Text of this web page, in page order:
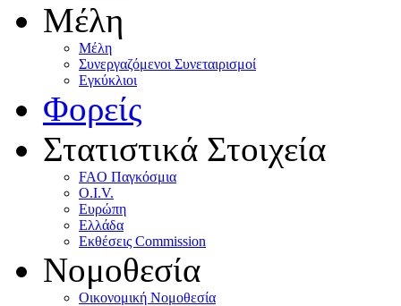
Μέλη
Mέλη
Συνεργαζόμενοι Συνεταιρισμοί
Εγκύκλιοι
Φορείς
Στατιστικά Στοιχεία
FAO Παγκόσμια
O.I.V.
Ευρώπη
Ελλάδα
Eκθέσεις Commission
Νομοθεσία
Οικονομική Νομοθεσία